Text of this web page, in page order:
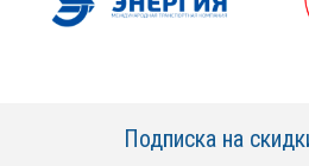
Подписка на